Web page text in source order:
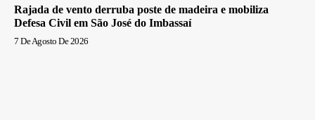
Rajada de vento derruba poste de madeira e mobiliza
Defesa Civil em São José do Imbassaí
7 De Agosto De 2026